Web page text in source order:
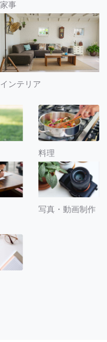
家事
インテリア
料理
写真・動画制作